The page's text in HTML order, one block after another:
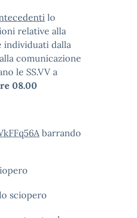
lo
relative alla
individuati dalla
comunicazione
le SS.VV a
08.00
barrando
sciopero